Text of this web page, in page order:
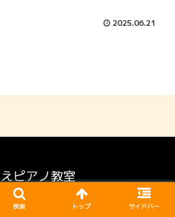
2025.06.21
ピアノ教室
うえピアノ教室.
検索 トップ サイドバー